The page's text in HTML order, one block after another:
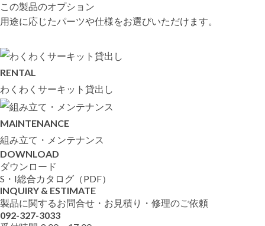
この製品のオプション
用途に応じたパーツや仕様をお選びいただけます。
RENTAL
わくわくサーキット貸出し
MAINTENANCE
組み立て・メンテナンス
DOWNLOAD
ダウンロード
S・I総合カタログ（PDF）
INQUIRY & ESTIMATE
製品に関するお問合せ・お見積り・修理のご依頼
092-327-3033